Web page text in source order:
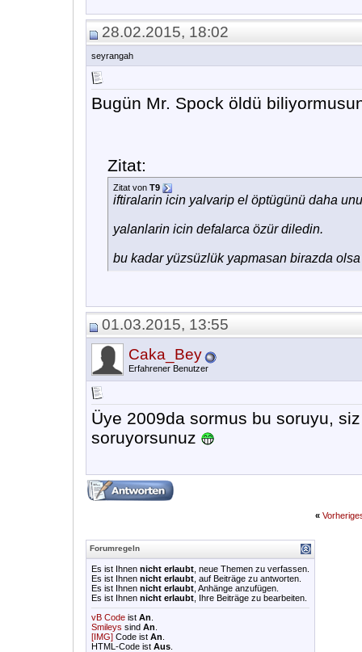
28.02.2015, 18:02
seyrangah
Bugün Mr. Spock öldü
Zitat:
Zitat von T9
iftiralarin icin yalvarip el öptügünü daha
yalanlarin icin defalarca özür diledin.
bu kadar yüzsüzlük yapmasan birazda
01.03.2015, 13:55
Caka_Bey
Erfahrener Benutzer
Üye 2009da sormus bu soruyu,
soruyorsunuz
«
Forumregeln
Es ist Ihnen nicht erlaubt , neue Themen zu verfassen.
Es ist Ihnen nicht erlaubt , auf Beiträge zu antworten.
Es ist Ihnen nicht erlaubt , Anhänge anzufügen.
Es ist Ihnen nicht erlaubt , Ihre Beiträge zu bearbeiten.
vB Code ist An
Smileys sind An
[IMG] Code ist An
HTML-Code ist Aus